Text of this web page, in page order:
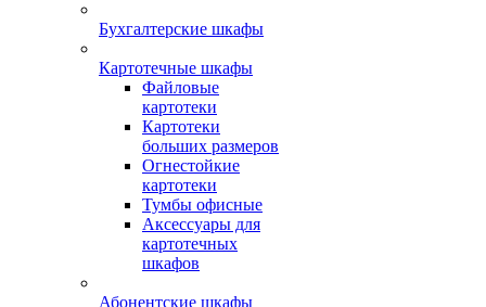
Бухгалтерские шкафы
Картотечные шкафы
Файловые
картотеки
Картотеки
больших размеров
Огнестойкие
картотеки
Тумбы офисные
Аксессуары для
картотечных
шкафов
Абонентские шкафы